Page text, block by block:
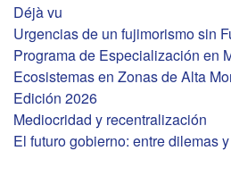
Déjà vu
Urgencias de un fujimorismo sin
Programa de Especialización en
Ecosistemas en Zonas de Alta
Edición 2026
Mediocridad y recentralización
El futuro gobierno: entre dilemas